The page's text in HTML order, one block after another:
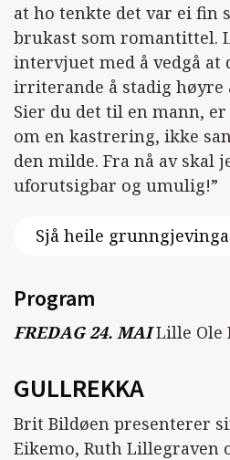
at ho tenkte det var ei fin
brukast som romantittel.
intervjuet med å vedgå at
irriterande å stadig høyre
Sier du det til en mann,
om en kastrering, ikke
den milde. Fra nå av skal
uforutsigbar og umulig!”
Sjå heile
Program
FREDAG 24. MAILille Ole
GULLREKKA
Brit Bildøen presenterer
Eikemo, Ruth Lillegraven